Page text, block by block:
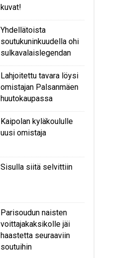
kuvat!
Yhdellätoista
soutukuninkuudella ohi
sulkavalaislegendan
Lahjoitettu tavara löysi
omistajan Palsanmäen
huutokaupassa
Kaipolan kyläkoululle
uusi omistaja
Sisulla siitä selvittiin
Parisoudun naisten
voittajakaksikolle jäi
haastetta seuraaviin
soutuihin